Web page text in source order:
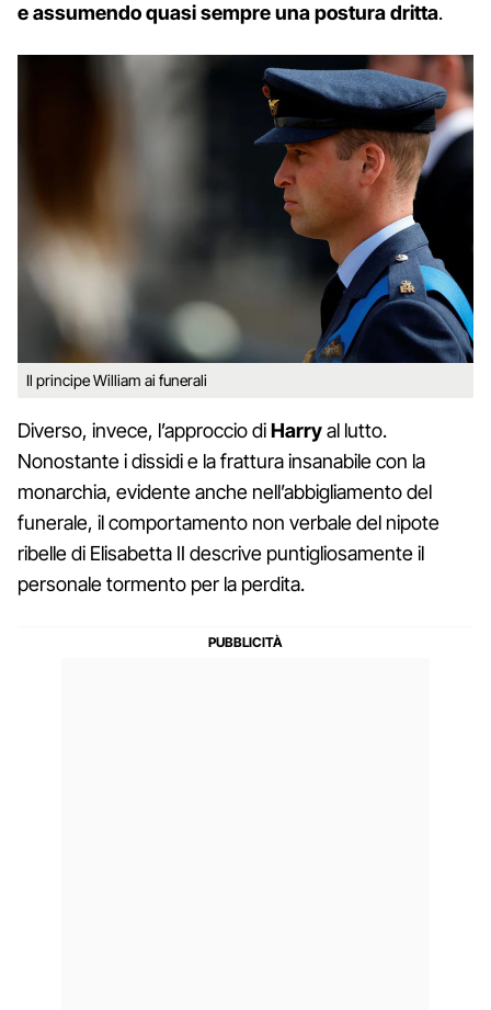
e assumendo quasi sempre una postura dritta.
Il principe William ai funerali
Diverso, invece, l’approccio diHarryal lutto.
Nonostante i dissidi e la frattura insanabile con la
monarchia, evidente anche nell’abbigliamento del
funerale, il comportamento non verbale del nipote
ribelle di Elisabetta II descrive puntigliosamente il
personale tormento per la perdita.